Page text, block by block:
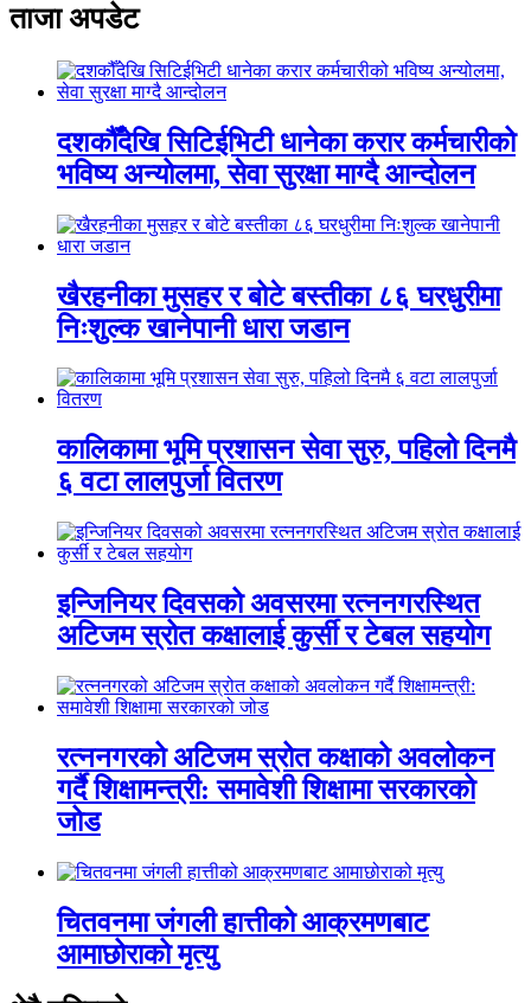
ताजा अपडेट
दशकौँदेखि सिटिईभिटी धानेका करार कर्मचारीको
भविष्य अन्योलमा, सेवा सुरक्षा माग्दै आन्दोलन
खैरहनीका मुसहर र बोटे बस्तीका ८६ घरधुरीमा
निःशुल्क खानेपानी धारा जडान
कालिकामा भूमि प्रशासन सेवा सुरु, पहिलो दिनमै
६ वटा लालपुर्जा वितरण
इन्जिनियर दिवसको अवसरमा रत्ननगरस्थित
अटिजम स्रोत कक्षालाई कुर्सी र टेबल सहयोग
रत्ननगरको अटिजम स्रोत कक्षाको अवलोकन
गर्दै शिक्षामन्त्री: समावेशी शिक्षामा सरकारको
जोड
चितवनमा जंगली हात्तीको आक्रमणबाट
आमाछोराको मृत्यु